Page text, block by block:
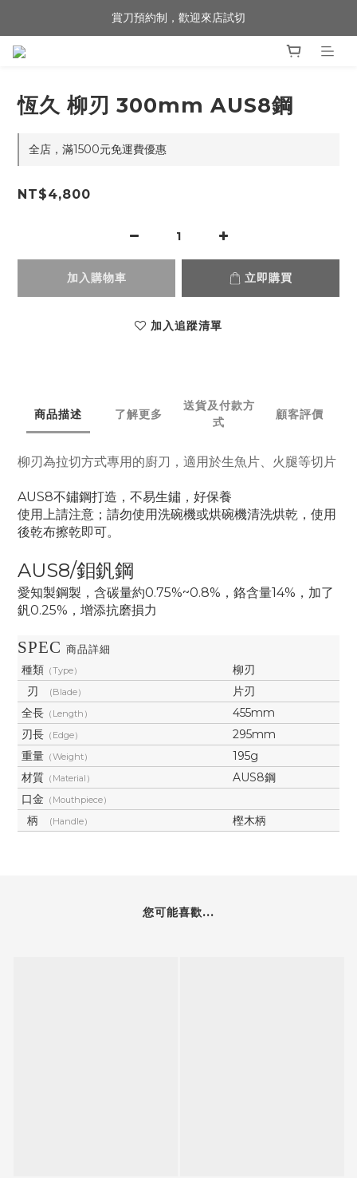
歡迎來到 包丁職人
賞刀預約制，歡迎來店試切
恆久 柳刃 300mm AUS8鋼
全店，滿1500元免運費優惠
NT$4,800
加入購物車 立即購買
加入追蹤清單
商品描述 了解更多
送貨及付款方
式
顧客評價
柳刃為拉切方式專用的廚刀，適用於生魚片、火腿等切片
AUS8不鏽鋼打造，不易生鏽，好保養
使用上請注意；請勿使用洗碗機或烘碗機清洗烘乾，使用
後乾布擦乾即可。
AUS8/鉬釩鋼
愛知製鋼製，含碳量約0.75%~0.8%，鉻含量14% ，加了
釩0.25%，增添抗磨損力
SPEC 商品詳細
種類 （Type）
柳刃
刃
(Blade）
片刃
全長 （Length）
455mm
刃長 （Edge）
295mm
重量 （Weight）
195g
材質 （Material）
AUS8鋼
口金 （Mouthpiece）
柄 (Handle） 樫木柄
您可能喜歡...